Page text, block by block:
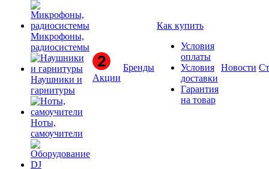
Микрофоны,
радиосистемы
Наушники и
гарнитуры
Ноты,
самоучители
Акции
Бренды
Как купить
Условия
оплаты
Условия
доставки
Гарантия
на товар
Новости